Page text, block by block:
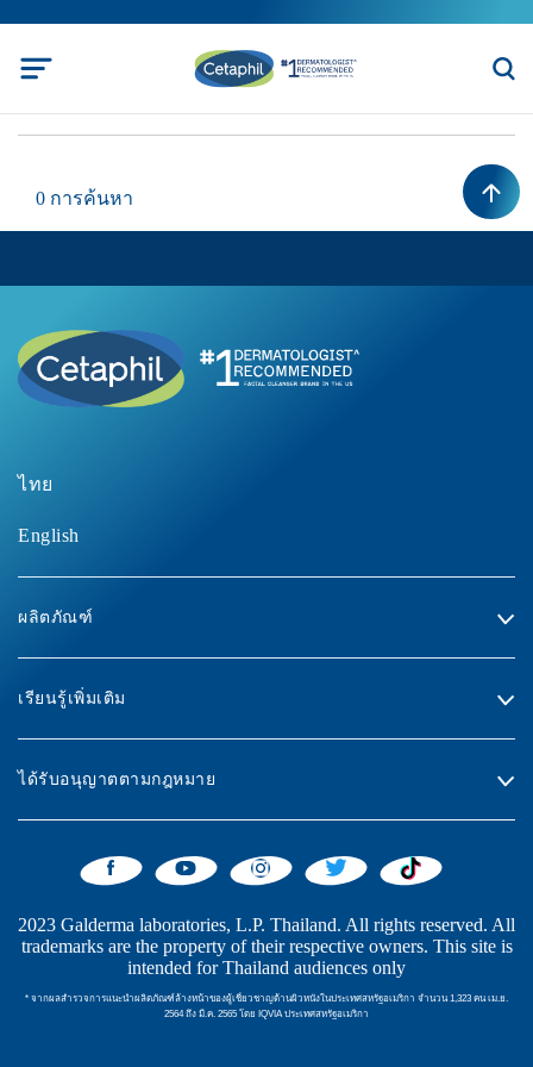
0 การค้นหา
ไทย
English
ผลิตภัณฑ์
เรียนรู้เพิ่มเติม
ได้รับอนุญาตตามกฎหมาย
2023 Galderma laboratories, L.P. Thailand. All rights reserved. All
trademarks are the property of their respective owners. This site is
intended for Thailand audiences only
* จากผลสำรวจการแนะนำผลิตภัณฑ์ล้างหน้าของผู้เชี่ยวชาญด้านผิวหนังในประเทศสหรัฐอเมริกา จำนวน 1,323 คน เม.ย.
2564 ถึง มี.ค. 2565 โดย IQVIA ประเทศสหรัฐอเมริกา